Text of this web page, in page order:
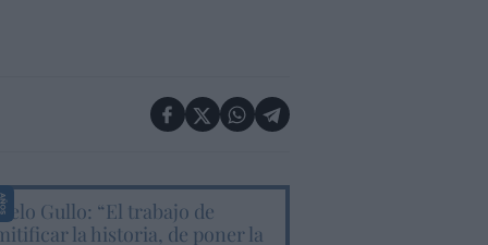
Gullo: “El trabajo de
la historia, de poner la